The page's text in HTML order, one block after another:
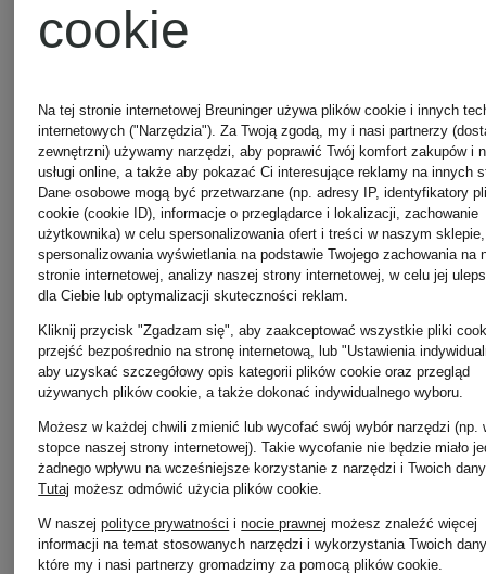
Nike
Czapka
DRI-FIT
CLUB
129 zł
+ rabat
promocyjny
Nike
Czapka
z
daszkiem
CLUB
95 zł
cookie
Na tej stronie internetowej Breuninger używa plików cookie i innych
internetowych ("Narzędzia"). Za Twoją zgodą, my i nasi partnerzy
zewnętrzni) używamy narzędzi, aby poprawić Twój komfort zakupów i
usługi online, a także aby pokazać Ci interesujące reklamy na innych
Dane osobowe mogą być przetwarzane (np. adresy IP, identyfikatory
cookie (cookie ID), informacje o przeglądarce i lokalizacji, zachowanie
użytkownika) w celu spersonalizowania ofert i treści w naszym sklepie,
spersonalizowania wyświetlania na podstawie Twojego zachowania na
stronie internetowej, analizy naszej strony internetowej, w celu jej
dla Ciebie lub optymalizacji skuteczności reklam.
Kliknij przycisk "Zgadzam się", aby zaakceptować wszystkie pliki
przejść bezpośrednio na stronę internetową, lub "Ustawienia
aby uzyskać szczegółowy opis kategorii plików cookie oraz przegląd
używanych plików cookie, a także dokonać indywidualnego wyboru.
Możesz w każdej chwili zmienić lub wycofać swój wybór narzędzi (np.
stopce naszej strony internetowej). Takie wycofanie nie będzie miało
żadnego wpływu na wcześniejsze korzystanie z narzędzi i Twoich
Tutaj możesz odmówić użycia plików cookie.
W naszejpolityce prywatności inocie prawnej możesz znaleźć więcej
informacji na temat stosowanych narzędzi i wykorzystania Twoich
które my i nasi partnerzy gromadzimy za pomocą plików cookie.